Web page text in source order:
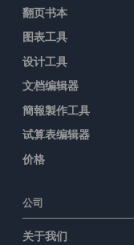
翻页书本
图表工具
设计工具
文档编辑器
簡報製作工具
试算表编辑器
价格
公司
关于我们